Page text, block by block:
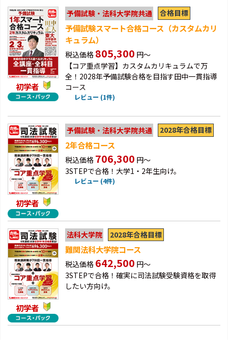
初学者
予備試験・法科大学院共通 合格目標
予備試験スマート合格コース（カスタムカリ
キュラム）
税込価格 805,300 円～
【コア重点学習】カスタムカリキュラムで万
全！2028年予備試験合格を目指す田中一貫指導
コース
レビュー (1件)
初学者
予備試験・法科大学院共通 2028年合格目標
2年合格コース
税込価格 706,300 円～
3STEPで合格！大学1・2年生向け。
レビュー (4件)
初学者
法科大学院 2028年合格目標
難関法科大学院コース
税込価格 642,500 円～
3STEPで合格！確実に司法試験受験資格を取得
したい方向け。